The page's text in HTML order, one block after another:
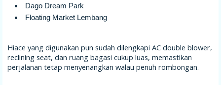
Dago Dream Park
Floating Market Lembang
Hiace yang digunakan pun sudah dilengkapi AC double blower,
reclining seat, dan ruang bagasi cukup luas, memastikan
perjalanan tetap menyenangkan walau penuh rombongan.